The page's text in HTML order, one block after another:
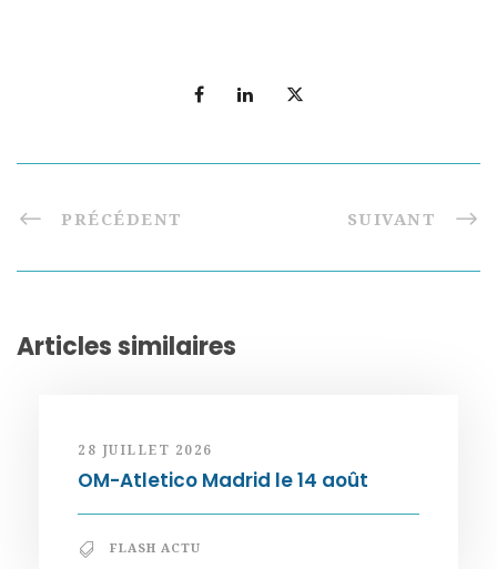
PRÉCÉDENT SUIVANT
Articles similaires
28 JUILLET 2026
OM-Atletico Madrid le 14 août
FLASH ACTU